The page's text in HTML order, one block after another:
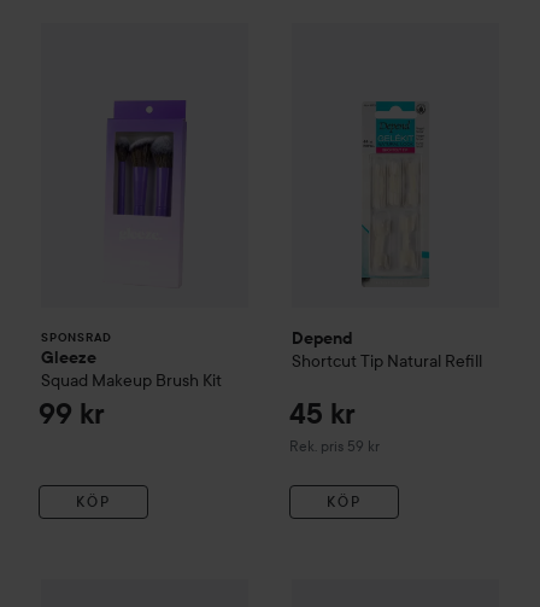
SPONSRAD
Gleeze
Squad Makeup Brush Kit
99 kr
KÖP
Depend
Shortcut Tip Natural Refill
45 kr
Rek. pris 59 kr
Rekommenderat pris 59 kr
KÖP